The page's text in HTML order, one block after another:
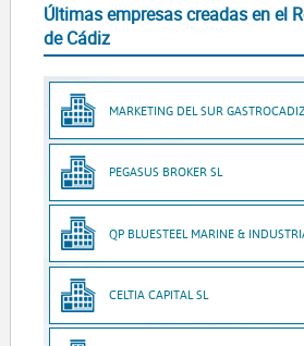
Últimas empresas creadas en el
de Cádiz
MARKETING DEL SUR
PEGASUS BROKER SL
QP BLUESTEEL MARINE &
CELTIA CAPITAL SL